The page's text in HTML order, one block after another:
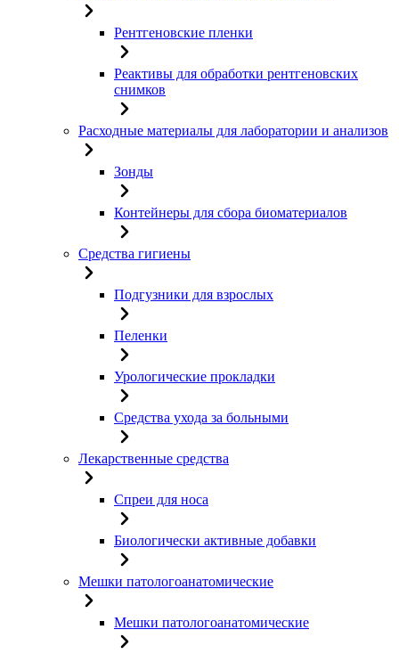
Рентгеновские пленки
Реактивы для обработки рентгеновских
снимков
Расходные материалы для лаборатории и анализов
Зонды
Контейнеры для сбора биоматериалов
Средства гигиены
Подгузники для взрослых
Пеленки
Урологические прокладки
Средства ухода за больными
Лекарственные средства
Спреи для носа
Биологически активные добавки
Мешки патологоанатомические
Мешки патологоанатомические